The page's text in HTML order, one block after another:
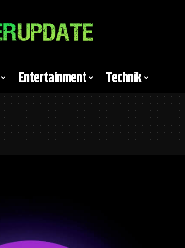
Entertainment Technik